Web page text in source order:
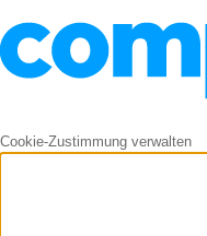
Cookie-Zustimmung verwalten